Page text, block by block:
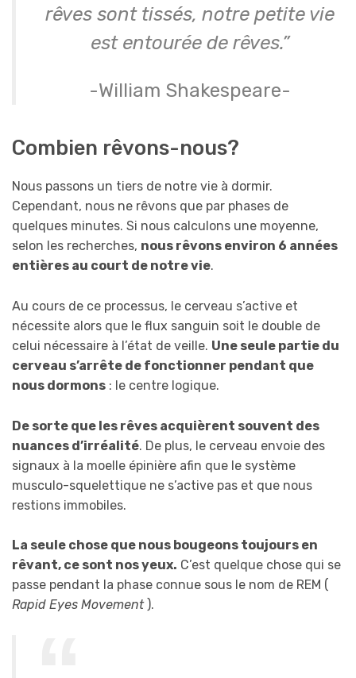
rêves sont tissés, notre petite vie
est entourée de rêves.”
-William Shakespeare-
Combien rêvons-nous?
Nous passons un tiers de notre vie à dormir.
Cependant, nous ne rêvons que par phases de
quelques minutes. Si nous calculons une moyenne,
selon les recherches, nous rêvons environ 6 années
entières au court de notre vie.
Au cours de ce processus, le cerveau s’active et
nécessite alors que le flux sanguin soit le double de
celui nécessaire à l’état de veille. Une seule partie du
cerveau s’arrête de fonctionner pendant que
nous dormons : le centre logique.
De sorte que les rêves acquièrent souvent des
nuances d’irréalité. De plus, le cerveau envoie des
signaux à la moelle épinière afin que le système
musculo-squelettique ne s’active pas et que nous
restions immobiles.
La seule chose que nous bougeons toujours en
rêvant, ce sont nos yeux. C’est quelque chose qui se
passe pendant la phase connue sous le nom de REM (
Rapid Eyes Movement).